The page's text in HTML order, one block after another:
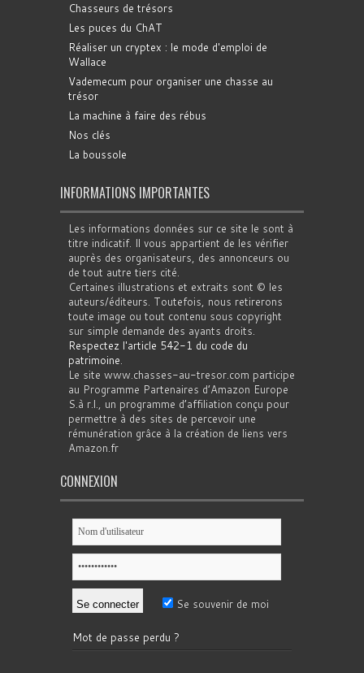
Chasseurs de trésors
Les puces du ChAT
Réaliser un cryptex : le mode d'emploi de
Wallace
Vademecum pour organiser une chasse au
trésor
La machine à faire des rébus
Nos clés
La boussole
INFORMATIONS IMPORTANTES
Les informations données sur ce site le sont à
titre indicatif. Il vous appartient de les vérifier
auprès des organisateurs, des annonceurs ou
de tout autre tiers cité.
Certaines illustrations et extraits sont © les
auteurs/éditeurs. Toutefois, nous retirerons
toute image ou tout contenu sous copyright
sur simple demande des ayants droits.
Respectez l'article 542-1 du code du
patrimoine.
Le site www.chasses-au-tresor.com participe
au Programme Partenaires d’Amazon Europe
S.à r.l., un programme d’affiliation conçu pour
permettre à des sites de percevoir une
rémunération grâce à la création de liens vers
Amazon.fr
CONNEXION
Se souvenir de moi
Mot de passe perdu ?